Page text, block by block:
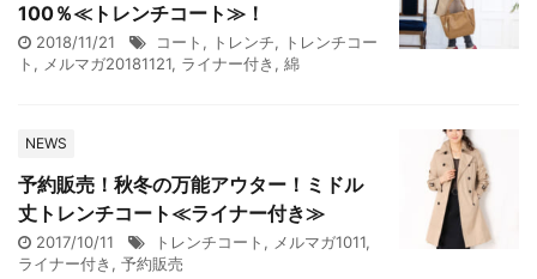
100％≪トレンチコート≫！
2018/11/21 コート , トレンチ, トレンチコー
ト , メルマガ20181121, ライナー付き , 綿
NEWS
予約販売！秋冬の万能アウター！ミドル
丈トレンチコート≪ライナー付き≫
2017/10/11 トレンチコート , メルマガ1011,
ライナー付き , 予約販売